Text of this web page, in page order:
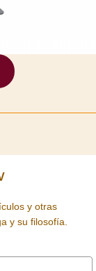
y otras
y su filosofía.